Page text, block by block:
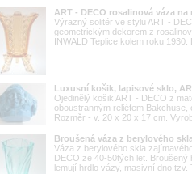
ART - DECO rosalinová váza
Výrazný solitér ve stylu ART -
geometrickým dekorem z
INWALD Teplice kolem roku
Luxusní košik, lapisové sklo,
Ojedinělý košik ART - DECO z
oboustranným reliéfem
Rozměr - v. 20 x 20 x 17 cm.
Broušená váza z berylového
Váza z berylového skla
DECO ze 40-50tých let.
lemují hrdlo vázy, masivní dno tzv.